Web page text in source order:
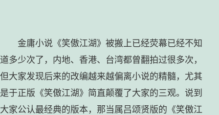
金庸小说《笑傲江湖》被搬上已经荧幕已经不知
道多少次了，内地、香港、台湾都曾翻拍过很多次，
但大家发现后来的改编越来越偏离小说的精髓，尤其
是于正版《笑傲江湖》简直颠覆了大家的三观。说到
大家公认最经典的版本，那当属吕颂贤版的《笑傲江